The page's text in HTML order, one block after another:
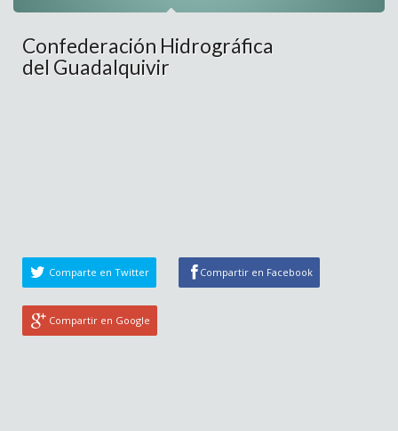
Confederación Hidrográfica
del Guadalquivir
Comparte en Twitter Compartir en Facebook
Compartir en Google